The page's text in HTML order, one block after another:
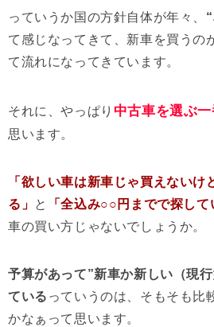
っていうか国の方針自体が年々、
て感じなってきて、新車を買うの
て流れになってきています。
それに、やっぱり 中古車を選ぶ
思います。
「欲しい車は新車じゃ買えないけ
る」 と 「全込み○○円までで探して
車の買い方じゃないでしょうか。
予算があって”新車か新しい（現
ている っていうのは、そもそも比
かなぁって思います。